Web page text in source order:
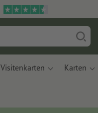
Visitenkarten Karten